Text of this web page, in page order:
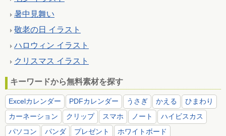
暑中見舞い
敬老の日 イラスト
ハロウィン イラスト
クリスマス イラスト
キーワードから無料素材を探す
Excelカレンダー PDFカレンダー うさぎ かえる
ひまわり
カーネーション
クリップ スマホ ノート
ハイビスカス
パソコン
パンダ プレゼント
ホワイトボード